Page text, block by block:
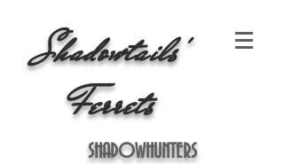
Shadowtails'
Ferrets
SHADOWHUNTERS